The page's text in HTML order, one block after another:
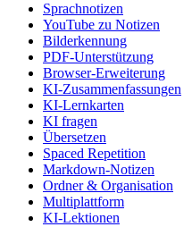
Sprachnotizen
YouTube zu Notizen
Bilderkennung
PDF-Unterstützung
Browser-Erweiterung
KI-Zusammenfassungen
KI-Lernkarten
KI fragen
Übersetzen
Spaced Repetition
Markdown-Notizen
Ordner & Organisation
Multiplattform
KI-Lektionen